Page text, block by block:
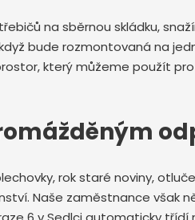
na sběrnou skládku,
bude rozmontovaná na
který můžeme použít
rok staré noviny,
Naše zaměstnance však